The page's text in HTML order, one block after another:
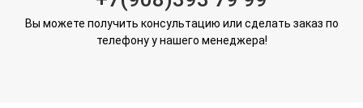
Вы можете получить консультацию или сделать заказ по
телефону у нашего менеджера!